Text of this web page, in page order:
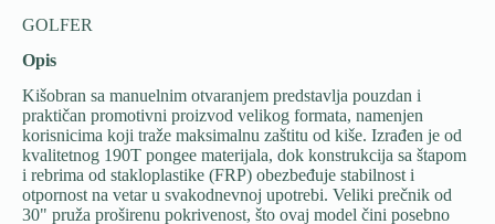
GOLFER
Opis
Kišobran sa manuelnim otvaranjem predstavlja pouzdan i
praktičan promotivni proizvod velikog formata, namenjen
korisnicima koji traže maksimalnu zaštitu od kiše. Izrađen je od
kvalitetnog 190T pongee materijala, dok konstrukcija sa štapom
i rebrima od stakloplastike (FRP) obezbeđuje stabilnost i
otpornost na vetar u svakodnevnoj upotrebi. Veliki prečnik od
30" pruža proširenu pokrivenost, što ovaj model čini posebno